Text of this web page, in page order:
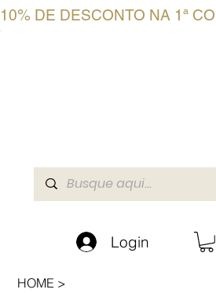
10% DE DESCONTO NA 1ª
Login
HOME >